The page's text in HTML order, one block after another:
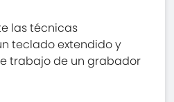
las técnicas
teclado extendido y
trabajo de un grabador